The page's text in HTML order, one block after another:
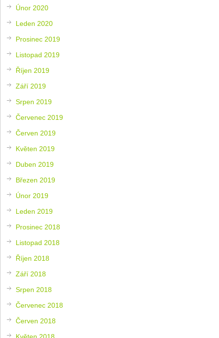
Únor 2020
Leden 2020
Prosinec 2019
Listopad 2019
Říjen 2019
Září 2019
Srpen 2019
Červenec 2019
Červen 2019
Květen 2019
Duben 2019
Březen 2019
Únor 2019
Leden 2019
Prosinec 2018
Listopad 2018
Říjen 2018
Září 2018
Srpen 2018
Červenec 2018
Červen 2018